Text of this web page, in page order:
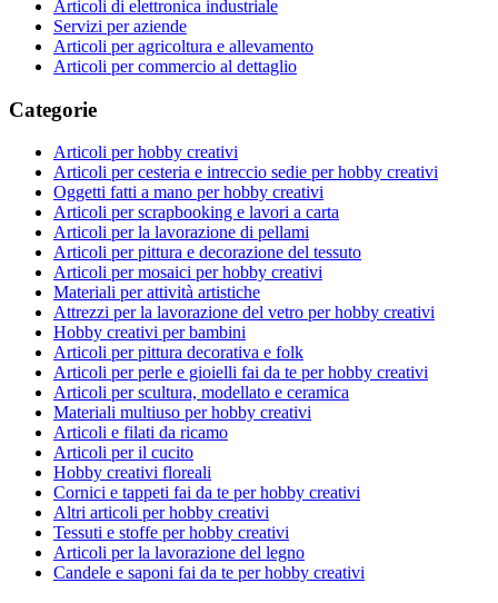
Articoli di elettronica industriale
Servizi per aziende
Articoli per agricoltura e allevamento
Articoli per commercio al dettaglio
Categorie
Articoli per hobby creativi
Articoli per cesteria e intreccio sedie per hobby creativi
Oggetti fatti a mano per hobby creativi
Articoli per scrapbooking e lavori a carta
Articoli per la lavorazione di pellami
Articoli per pittura e decorazione del tessuto
Articoli per mosaici per hobby creativi
Materiali per attività artistiche
Attrezzi per la lavorazione del vetro per hobby creativi
Hobby creativi per bambini
Articoli per pittura decorativa e folk
Articoli per perle e gioielli fai da te per hobby creativi
Articoli per scultura, modellato e ceramica
Materiali multiuso per hobby creativi
Articoli e filati da ricamo
Articoli per il cucito
Hobby creativi floreali
Cornici e tappeti fai da te per hobby creativi
Altri articoli per hobby creativi
Tessuti e stoffe per hobby creativi
Articoli per la lavorazione del legno
Candele e saponi fai da te per hobby creativi